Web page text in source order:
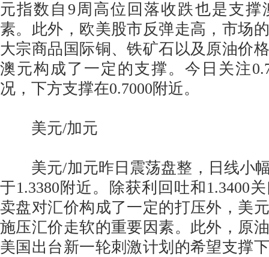
元指数自9周高位回落收跌也是支撑
素。此外，欧美股市反弹走高，市场
大宗商品国际铜、铁矿石以及原油价
澳元构成了一定的支撑。今日关注
况，下方支撑在0.7000附近。
美元/加元
美元/加元昨日震荡盘整，日线小
于1.3380附近。除获利回吐和1.3400
卖盘对汇价构成了一定的打压外，美
施压汇价走软的重要因素。此外，原
美国出台新一轮刺激计划的希望支撑